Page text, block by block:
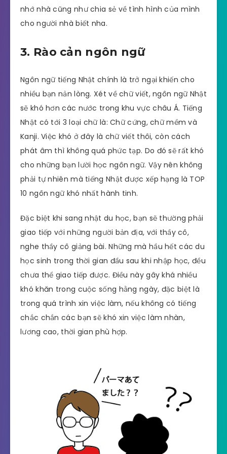
nhớ nhà cũng như chia sẻ về tình hình của mình
cho người nhà biết nha.
3. Rào cản ngôn ngữ
Ngôn ngữ tiếng Nhật chính là trở ngại khiến cho
nhiều bạn nản lòng. Xét về chữ viết, ngôn ngữ Nhật
sẽ khó hơn các nước trong khu vực châu Á. Tiếng
Nhật có tới 3 loại chữ là: Chữ cứng, chữ mềm và
Kanji. Việc khó ở đây là chữ viết thôi, còn cách
phát âm thì không quá phức tạp. Do đó sẽ rất khó
cho những bạn lười học ngôn ngữ. Vậy nên không
phải tự nhiên mà tiếng Nhật được xếp hạng là TOP
10 ngôn ngữ khó nhất hành tinh.
Đặc biệt khi sang nhật du học, bạn sẽ thường phải
giao tiếp với những người bản địa, với thầy cô,
nghe thầy cô giảng bài. Những mà hầu hết các du
học sinh trong thời gian đầu sau khi nhập học, đều
chưa thể giao tiếp được. Điều này gây khá nhiều
khó khăn trong cuộc sống hằng ngày, đặc biệt là
trong quá trình xin việc làm, nếu không có tiếng
chắc chắn các bạn sẽ khó xin việc làm nhàn,
lương cao, thời gian phù hợp.